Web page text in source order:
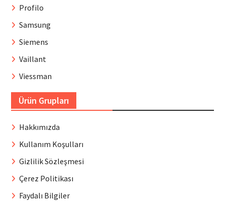
Profilo
Samsung
Siemens
Vaillant
Viessman
Ürün Grupları
Hakkımızda
Kullanım Koşulları
Gizlilik Sözleşmesi
Çerez Politikası
Faydalı Bilgiler